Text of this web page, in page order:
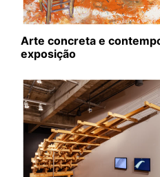
Arte concreta e
exposição